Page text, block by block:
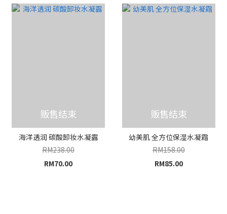
贩售结束
海洋透润 碳酸卸妆水凝露
RM238.00
RM70.00
贩售结束
幼美肌 全方位保湿水凝霜
RM158.00
RM85.00